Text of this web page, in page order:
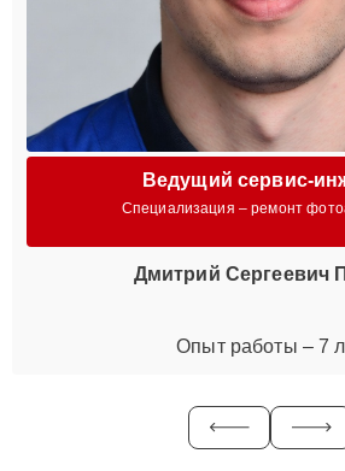
Ведущий сервис-
Специализация – ремонт
Дмитрий Сергеевич
Опыт работы – 7